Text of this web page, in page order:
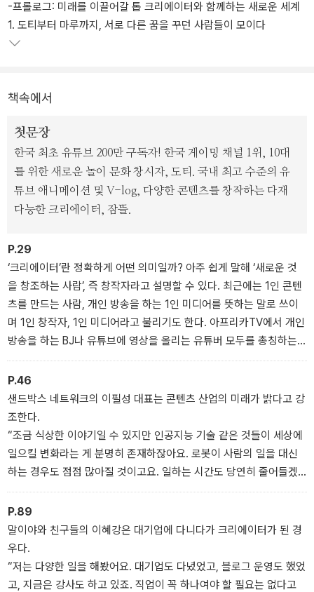
워크는 어떤 차별점을 가지고 운영되고 있는지를 들려준다.
어떤 일이 너무 좋아 밤샘을 하고도 행복한 경험이 있다면, 몇 날 며칠
입사할 자격을 갖췄다. “사람들에게 새로운 꿈을 심어주는 콘텐츠를
만들고 싶다”는 샌드박스 네크워크와 크리에이터들의 그 특별한 세
계로 함께 떠나보자.
-프롤로그: 미래를 이끌어갈 톱 크리에이터와 함께하는 새로운 세계
1. 도티부터 마루까지, 서로 다른 꿈을 꾸던 사람들이 모이다
책속에서
첫문장
한국 최초 유튜브 200만 구독자! 한국 게이밍 채널 1위, 10대
를 위한 새로운 놀이 문화 창시자, 도티. 국내 최고 수준의 유
튜브 애니메이션 및 V-log, 다양한 콘텐츠를 창작하는 다재
다능한 크리에이터, 잠뜰.
P.29
‘크리에이터’란 정확하게 어떤 의미일까? 아주 쉽게 말해 ‘새로운 것
을 창조하는 사람’, 즉 창작자라고 설명할 수 있다. 최근에는 1인 콘텐
츠를 만드는 사람, 개인 방송을 하는 1인 미디어를 뜻하는 말로 쓰이
며 1인 창작자, 1인 미디어라고 불리기도 한다. 아프리카TV에서 개인
방송을 하는 BJ나 유튜브에 영상을 올리는 유튜버 모두를 총칭하는
말이다. 혼자서 영상을 제작해야 하기 때문에 모든 콘텐츠는 자기 안
에서 나와야 한다.
이들은 자신이 좋아하거나 잘하는 일을 혼자 간직하지 않고, 영상으
로 제작해 유튜브를 비롯한 다양한 플랫폼에 올린다. 자기 콘텐츠를
다른 이들과 공유하고, 그것에 공감하는 사람들이 모여들어 구독자가
생기고 조회 수가 늘면 인기 크리에이터가 된다.
좋아하는 일을 하며 돈을 벌 수 있다면 이보다 행복한 일이 또 있을
P.46
샌드박스 네트워크의 이필성 대표는 콘텐츠 산업의 미래가 밝다고 강
조한다.
“조금 식상한 이야기일 수 있지만 인공지능 기술 같은 것들이 세상에
일으킬 변화라는 게 분명히 존재하잖아요. 로봇이 사람의 일을 대신
하는 경우도 점점 많아질 것이고요. 일하는 시간도 당연히 줄어들겠
지요. 그렇다면 여유를 즐기기 위한 콘텐츠의 필요성은 당연히 증가
할 겁니다.”
이런 흐름에 따라 다양한 콘텐츠로 시청자를 즐겁게 해주는1인 미디
어의 역할은 늘어날 게 분명하고, 직업으로서의 가능성과 비전도 무
궁무진하다. 그렇기에 성급할 필요도 없고 지나치게 외면할 필요도
없다.
P.89
말이야와 친구들의 이혜강은 대기업에 다니다가 크리에이터가 된 경
우다.
“저는 다양한 일을 해봤어요. 대기업도 다녔었고, 블로그 운영도 했었
고, 지금은 강사도 하고 있죠. 직업이 꼭 하나여야 할 필요는 없다고